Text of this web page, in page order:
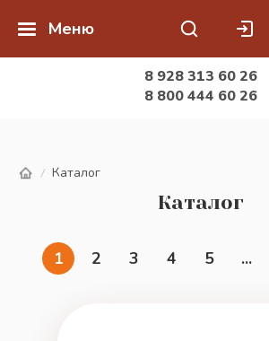
Меню
8 928 313 60 26
8 800 444 60 26
/ Каталог
Каталог
1 2 3 4 5 ...